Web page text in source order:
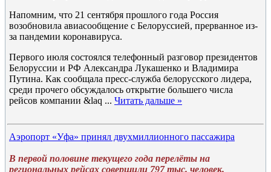
Напомним, что 21 сентября прошлого года Россия
возобновила авиасообщение с Белоруссией, прерванное из-
за пандемии коронавируса.
Первого июля состоялся телефонный разговор президентов
Белоруссии и РФ Александра Лукашенко и Владимира
Путина. Как сообщала пресс-служба белорусского лидера,
среди прочего обсуждалось открытие большего числа
рейсов компании &laq ... Читать дальше »
Аэропорт «Уфа» принял двухмиллионного пассажира
В первой половине текущего года перелёты на
региональных рейсах совершили 797 тыс. человек.